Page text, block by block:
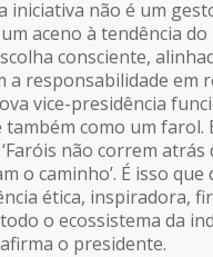
iniciativa não é um
aceno à tendência
consciente,
a responsabilidade em
vice-presidência
como um farol.
não correm atrás
o caminho’. É isso que
ética, inspiradora,
o ecossistema da
o presidente.